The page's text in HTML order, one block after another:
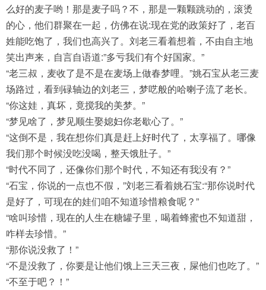
么好的麦子哟！那是麦子吗？不，那是一颗颗跳动的，滚烫
的心，他们群聚在一起，仿佛在说:现在党的政策好了，老百
姓能吃饱了，我们也高兴了。刘老三看着想着，不由自主地
笑出声来，自言自语道:”多亏我们有个好国家。”
“老三叔，麦收了是不是在麦场上做春梦哩。”姚石宝从老三麦
场路过，看到碌轴边的刘老三，梦呓般的哈喇子流了老长。
“你这娃，真坏，竟搅我的美梦。”
“梦见啥了，梦见顺生娶媳妇你老歇心了。”
“这倒不是，我在想你们真是赶上好时代了，太享福了。哪像
我们那个时候没吃没喝，整天饿肚子。”
“时代不同了，还像你们那个时代，不知还有我没有？”
“石宝，你说的一点也不假，”刘老三看着姚石宝:“那你说时代
是好了，可现在的娃们咱不知道珍惜粮食呢？”
“啥叫珍惜，现在的人生在糖罐子里，喝着蜂蜜也不知道甜，
咋样去珍惜。”
“那你说没救了！”
“不是没救了，你要是让他们饿上三天三夜，屎他们也吃了。”
“不至于吧？！”